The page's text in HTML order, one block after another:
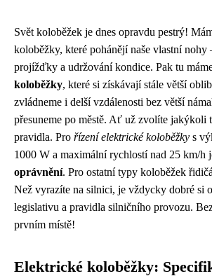
Svět koloběžek je dnes opravdu pestrý!
koloběžky, které pohánějí naše vlastní nohy
projížďky a udržování kondice. Pak tu
koloběžky, které si získávají stále větší
zvládneme i delší vzdálenosti bez větší
přesuneme po městě. Ať už zvolíte jakýkoli
pravidla. Pro řízení elektrické koloběžky s
1000 W a maximální rychlostí nad 25 km/h
oprávnění. Pro ostatní typy koloběžek
Než vyrazíte na silnici, je vždycky dobré si
legislativu a pravidla silničního provozu.
prvním místě!
Elektrické koloběžky: